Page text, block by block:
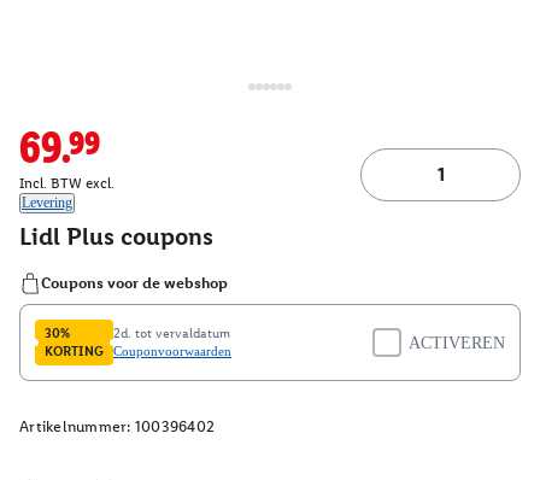
69.99
Incl. BTW excl.
Levering
Artikelnummer: 100396402